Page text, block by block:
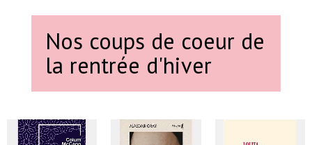
Nos coups de coeur de
la rentrée d'hiver